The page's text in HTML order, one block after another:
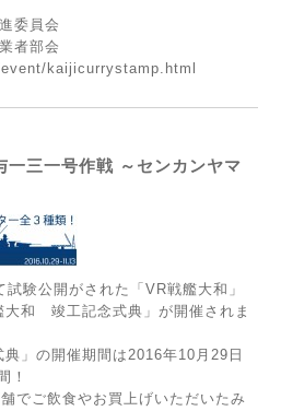
委員会
者部会
kaijicurrystamp.html
三一号作戦 ～センカンヤマ
験公開がされた「VR戦艦大和」
大和 竣工記念式典」が開催されま
」の開催期間は2016年10月29日
！
でご飲食やお買上げいただいたみ